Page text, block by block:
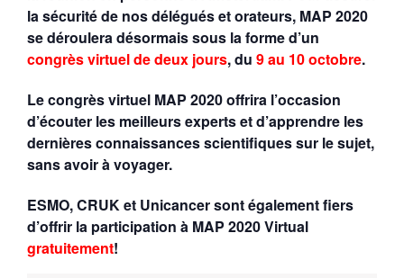
la sécurité de nos délégués et orateurs, MAP 2020
se déroulera désormais sous la forme d’un
congrès virtuel de deux jours, du 9 au 10 octobre.
Le congrès virtuel MAP 2020 offrira l’occasion
d’écouter les meilleurs experts et d’apprendre les
dernières connaissances scientifiques sur le sujet,
sans avoir à voyager.
ESMO, CRUK et Unicancer sont également fiers
d’offrir la participation à MAP 2020 Virtual
gratuitement!